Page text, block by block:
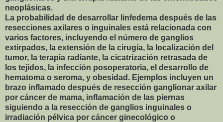
neoplásicas.
La probabilidad de desarrollar linfedema después de las
resecciones axilares o inguinales está relacionada con
varios factores, incluyendo el número de ganglios
extirpados, la extensión de la cirugía, la localización del
tumor, la terapia radiante, la cicatrización retrasada de
los tejidos, la infección posoperatoria, el desarrollo de
hematoma o seroma, y obesidad. Ejemplos incluyen un
brazo inflamado después de resección ganglionar axilar
por cáncer de mama, inflamación de las piernas
siguiendo a la resección de ganglios inguinales o
irradiación pélvica por cáncer ginecológico o